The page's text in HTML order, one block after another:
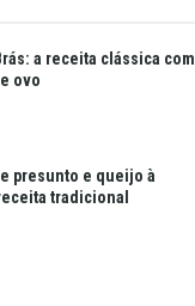
a receita clássica com
ovo
presunto e queijo à
tradicional